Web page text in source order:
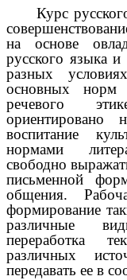
Курс
на основе
русского языка и
разных
основных норм
речевого
ориентировано
воспитание
нормами
свободно
письменной
общения.
формирование
различные
переработка
различных
передавать ее в